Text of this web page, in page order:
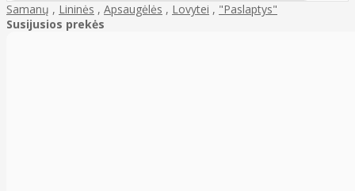
Samanų , Lininės , Apsaugėlės , Lovytei , "Paslaptys"
Susijusios prekės